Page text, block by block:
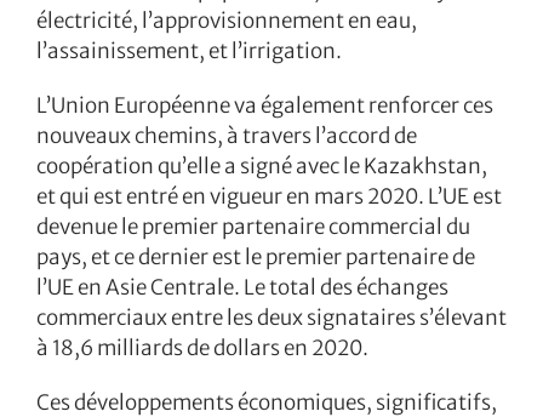
électricité, l’approvisionnement en eau,
l’assainissement, et l’irrigation.
L’Union Européenne va également renforcer ces
nouveaux chemins, à travers l’accord de
coopération qu’elle a signé avec le Kazakhstan,
et qui est entré en vigueur en mars 2020. L’UE est
devenue le premier partenaire commercial du
pays, et ce dernier est le premier partenaire de
l’UE en Asie Centrale. Le total des échanges
commerciaux entre les deux signataires s’élevant
à 18,6 milliards de dollars en 2020.
Ces développements économiques, significatifs,